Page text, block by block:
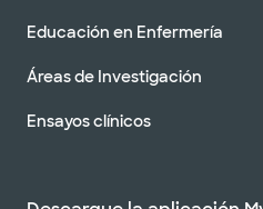
Educación en Enfermería
Áreas de Investigación
Ensayos clínicos